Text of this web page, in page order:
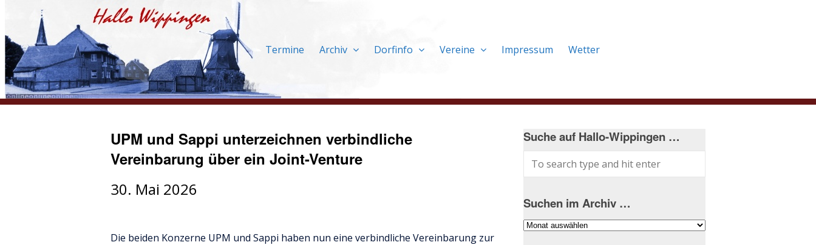
Termine Archiv Dorfinfo Vereine Impressum Wetter
UPM und Sappi unterzeichnen verbindliche
Vereinbarung über ein Joint-Venture
30. Mai 2026
Die beiden Konzerne UPM und Sappi haben nun eine verbindliche Vereinbarung zur
Suche auf Hallo-Wippingen …
Suchen im Archiv …
Suchen